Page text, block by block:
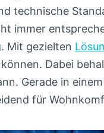
technische
immer
Mit gezielten
Dabei
Gerade in
für